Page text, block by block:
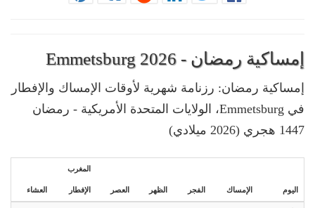
إمساكية رمضان - Emmetsburg 2026
إمساكية رمضان: رزنامة شهرية لأوقات الإمساك والإفطار
في Emmetsburg، الولايات المتحدة الأمريكية - رمضان
1447 هجري (2026 ميلادي)
اليوم الإمساك الفجر الظهر العصر
المغرب
الإفطار العشاء